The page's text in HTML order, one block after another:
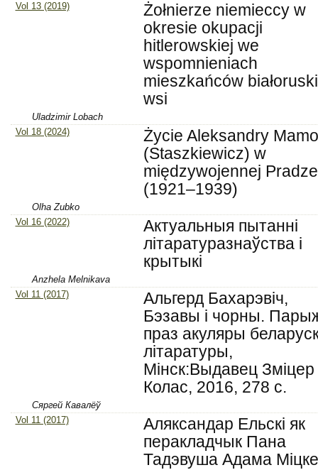
Vol 13 (2019)
Żołnierze niemieccy w
okresie okupacji
hitlerowskiej we
wspomnieniach
mieszkańców
wsi
Uladzimir Lobach
Vol 18 (2024)
Życie Aleksandry
(Staszkiewicz) w
międzywojennej Pradze
(1921–1939)
Olha Zubko
Vol 16 (2022)
Актуальныя пытанні
літаратуразнаўства і
крытыкі
Anzhela Melnikava
Vol 11 (2017)
Альгерд Бахарэвіч,
Бэзавы і чорны.
праз акуляры
літаратуры,
Мінск:Выдавец Зміцер
Колас, 2016, 278 с.
Сяргей Кавалёў
Vol 11 (2017)
Аляксандар Ельскі як
перакладчык Пана
Тадэвуша Адама